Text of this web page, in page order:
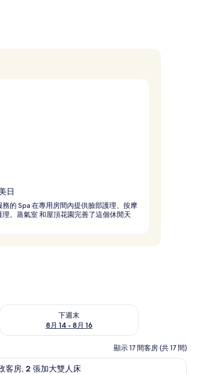
日
務的 Spa 在專用房間內提供臉部護理、按摩
理。蒸氣室 和屋頂花園完善了這個休閒天
下週末
8月 14 - 8月 16
查看下週末 (8月 14 - 8月 16) 的供應情況
顯示 17 間客房 (共 17 間)
箱 高級寢具、舒適加層、迷你吧、客房內保險箱
客房, 2 張加大雙人床